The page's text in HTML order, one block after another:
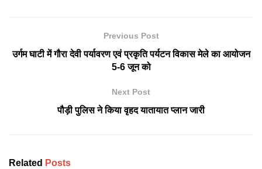
Previous Post
उर्गम घाटी में गौरा देवी पर्यावरण एवं प्रकृति पर्यटन विकास मेले का आयोजन
5-6 जून को
Next Post
पौड़ी पुलिस ने किया वृहद यातायात प्लान जारी
Related Posts